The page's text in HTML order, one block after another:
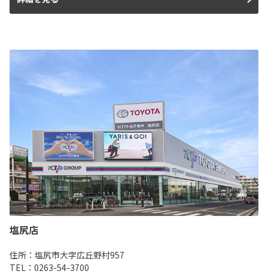
塩尻店
住所：塩尻市大字広丘野村957
TEL：0263-54-3700